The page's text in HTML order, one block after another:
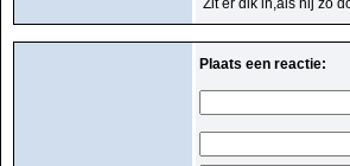
Zit er dik in,als hij zo
Plaats een reactie: